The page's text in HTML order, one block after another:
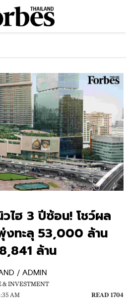
วไฮ 3 ปีซ้อน! โชว์ผล
งทะลุ 53,000 ล้าน
ล้าน
/ ADMIN
& INVESTMENT
AM
READ 1704